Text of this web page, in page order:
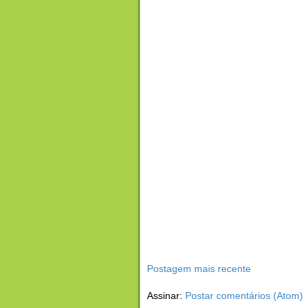
Postagem mais recente
Assinar: Postar comentários (Atom)